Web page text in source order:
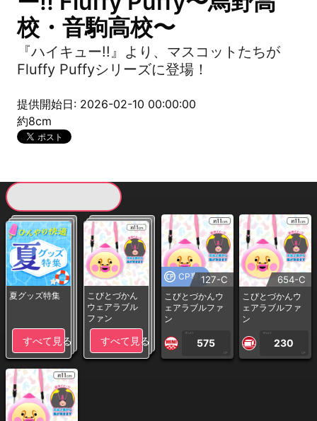
校・音駒高校〜
『ハイキュー!!』より、マスコットたちが
Fluffy Puffyシリーズに登場！
提供開始日: 2026-02-10 00:00:00
約8cm
夏グッズ特集
すべて見る
こびとづかん
ウェアラブル
ファン
すべて見る
CP専用127-C
こびとづかんウ
ェアラブルファ
ン
1PLAY
575
CP
654-C
こびとづかんウ
ェアラブルファ
ン
1PLAY
230
CP